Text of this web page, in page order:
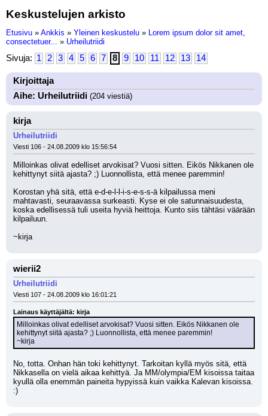
Keskustelujen arkisto
Etusivu » Ankkis » Yleinen keskustelu » Lorem ipsum dolor sit amet,
consectetuer... » Urheilutriidi
Sivuja: 1 2 3 4 5 6 7 8 9 10 11 12 13 14
Kirjoittaja
Aihe: Urheilutriidi (204 viestiä)
kirja
Urheilutriidi
Viesti 106 - 24.08.2009 klo 15:56:54
Milloinkas olivat edelliset arvokisat? Vuosi sitten. Eikös Nikkanen ole
kehittynyt siitä ajasta? ;) Luonnollista, että menee paremmin!
Korostan yhä sitä, että e-d-e-l-l-i-s-e-s-s-ä kilpailussa meni
mahtavasti, seuraavassa surkeasti. Kyse ei ole satunnaisuudesta,
koska edellisessä tuli useita hyviä heittoja. Kunto siis tähtäsi väärään
kilpailuun.
~kirja
wierii2
Urheilutriidi
Viesti 107 - 24.08.2009 klo 16:01:21
Lainaus käyttäjältä: kirja
Milloinkas olivat edelliset arvokisat? Vuosi sitten. Eikös Nikkanen ole
kehittynyt siitä ajasta? ;) Luonnollista, että menee paremmin!
~kirja
No, totta. Onhan hän toki kehittynyt. Tarkoitan kyllä myös sitä, että
Nikkasella on vielä aikaa kehittyä. Ja MM/olympia/EM kisoissa taitaa
kyullä olla enemmän paineita hypyissä kuin vaikka Kalevan kisoissa.
:)